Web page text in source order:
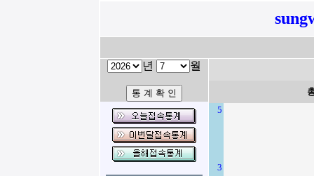
년 월
5
3